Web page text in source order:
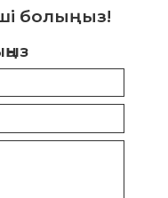
болыңыз!